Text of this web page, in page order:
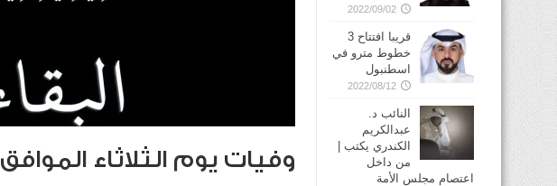
وفيات يوم الثلاثاء الموافق 9 يونيو 2026
2022/09/02
قريبا افتتاح 3
خطوط مترو في
2022/08/12
النائب د.
عبدالكريم
الكندري يكتب |
من داخل
اعتصام مجلس الأمة